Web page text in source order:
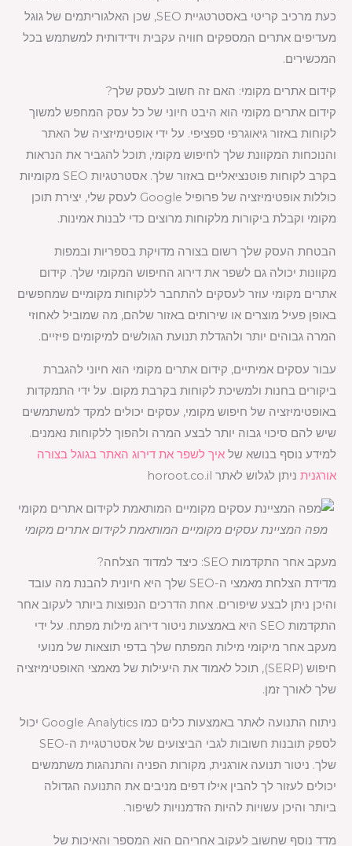
כעת מרכיב קריטי באסטרטגיית SEO, שכן האלגוריתמים של גוגל
מעדיפים אתרים המספקים חוויה עקבית וידידותית למשתמש בכל
המכשירים.
קידום אתרים מקומי: האם זה חשוב לעסק שלך?
קידום אתרים מקומי הוא היבט חיוני של כל עסק המחפש למשוך
לקוחות באזור גיאוגרפי ספציפי. על ידי אופטימיזציה של האתר
והנוכחות המקוונת שלך לחיפוש מקומי, תוכל להגביר את הנראות
בקרב לקוחות פוטנציאליים באזור שלך. אסטרטגיות SEO מקומיות
כוללות אופטימיזציה של פרופיל Google לעסק שלי, יצירת תוכן
מקומי וקבלת ביקורות מלקוחות מרוצים כדי לבנות אמינות.
הבטחת העסק שלך רשום בצורה מדויקת בספריות ובמפות
מקוונות יכולה גם לשפר את דירוג החיפוש המקומי שלך. קידום
אתרים מקומי עוזר לעסקים להתחבר ללקוחות מקומיים שמחפשים
באופן פעיל מוצרים או שירותים באזור שלהם, מה שמוביל לאחוזי
המרה גבוהים יותר ולהגדלת תנועת הגולשים למיקומים פיזיים.
עבור עסקים אמיתיים, קידום אתרים מקומי הוא חיוני להגברת
ביקורים בחנות ולמשיכת לקוחות בקרבת מקום. על ידי התמקדות
באופטימיזציה של חיפוש מקומי, עסקים יכולים למקד למשתמשים
שיש להם סיכוי גבוה יותר לבצע המרה ולהפוך ללקוחות נאמנים.
למידע נוסף בנושא של איך לשפר את דירוג האתר בגוגל בצורה
אורגנית ניתן לגלוש לאתר horoot.co.il
מפה המציינת עסקים מקומיים המותאמת לקידום אתרים מקומי
מעקב אחר התקדמות SEO: כיצד למדוד הצלחה?
מדידת הצלחת מאמצי ה-SEO שלך היא חיונית להבנת מה עובד
והיכן ניתן לבצע שיפורים. אחת הדרכים הנפוצות ביותר לעקוב אחר
התקדמות SEO היא באמצעות ניטור דירוג מילות מפתח. על ידי
מעקב אחר מיקומי מילות המפתח שלך בדפי תוצאות של מנועי
חיפוש (SERP), תוכל לאמוד את היעילות של מאמצי האופטימיזציה
שלך לאורך זמן.
ניתוח התנועה לאתר באמצעות כלים כמו Google Analytics יכול
לספק תובנות חשובות לגבי הביצועים של אסטרטגיית ה-SEO
שלך. ניטור תנועה אורגנית, מקורות הפניה והתנהגות משתמשים
יכולים לעזור לך להבין אילו דפים מניבים את התנועה הגדולה
ביותר והיכן עשויות להיות הזדמנויות לשיפור.
מדד נוסף שחשוב לעקוב אחריהם הוא המספר והאיכות של